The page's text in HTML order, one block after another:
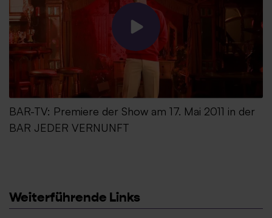
BAR-TV: Premiere der Show am 17. Mai 2011 in der
BAR JEDER VERNUNFT
Weiterführende Links